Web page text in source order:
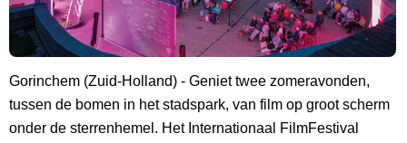
Gorinchem (Zuid-Holland) - Geniet twee zomeravonden,
tussen de bomen in het stadspark, van film op groot scherm
onder de sterrenhemel. Het Internationaal FilmFestival